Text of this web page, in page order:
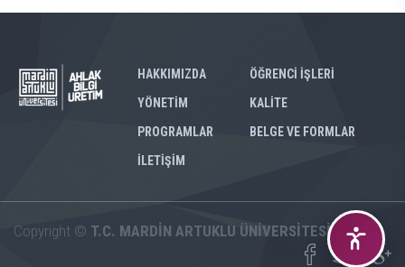
HAKKIMIZDA
YÖNETİM
PROGRAMLAR
ÖĞRENCİ İŞLERİ
KALİTE
BELGE VE FORMLAR
İLETİŞİM
Copyright © T.C. MARDİN ARTUKLU ÜNİVERSİTESİ